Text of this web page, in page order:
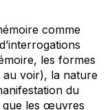
comme
les formes
au voir), la nature
du
que les œuvres